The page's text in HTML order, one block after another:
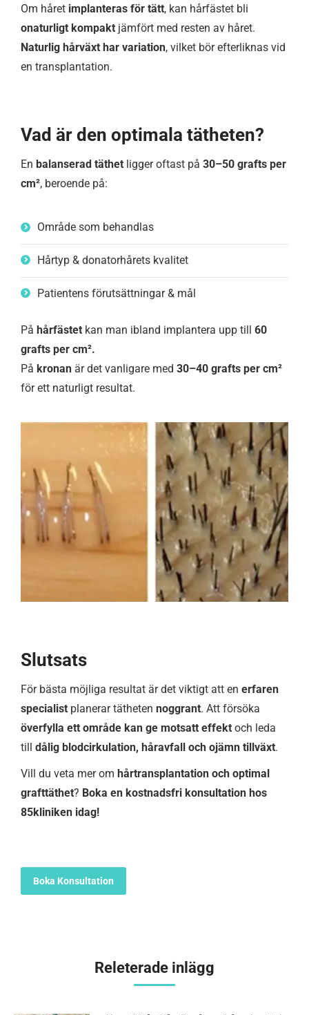
Om håret implanteras för tätt, kan hårfästet bli
onaturligt kompakt jämfört med resten av håret.
Naturlig hårväxt har variation, vilket bör efterliknas vid
en transplantation.
Vad är den optimala tätheten?
En balanserad täthet ligger oftast på 30–50 grafts per
cm², beroende på:
Område som behandlas
Hårtyp & donatorhårets kvalitet
Patientens förutsättningar & mål
På hårfästet kan man ibland implantera upp till 60
grafts per cm².
På kronan är det vanligare med 30–40 grafts per cm²
för ett naturligt resultat.
Slutsats
För bästa möjliga resultat är det viktigt att en erfaren
specialist planerar tätheten noggrant. Att försöka
överfylla ett område kan ge motsatt effekt och leda
till dålig blodcirkulation, håravfall och ojämn tillväxt.
Vill du veta mer om hårtransplantation och optimal
grafttäthet? Boka en kostnadsfri konsultation hos
85kliniken idag!
Boka Konsultation
Releterade inlägg